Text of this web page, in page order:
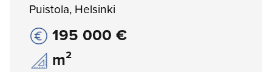
Puistola, Helsinki
195 000 €
m²